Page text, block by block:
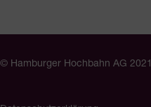
© Hamburger Hochbahn AG 2021